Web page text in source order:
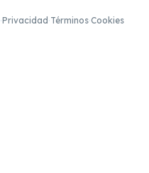
·Privacidad ·Términos·Cookies